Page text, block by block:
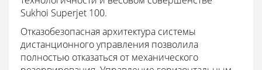
Sukhoi Superjet 100.
Отказобезопасная архитектура системы
дистанционного управления позволила
полностью отказаться от механического